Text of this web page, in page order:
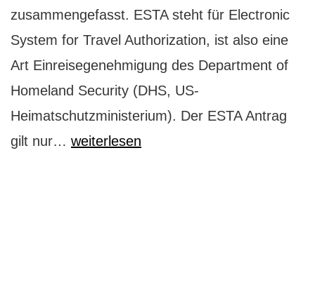
zusammengefasst. ESTA steht für Electronic
System for Travel Authorization, ist also eine
Art Einreisegenehmigung des Department of
Homeland Security (DHS, US-
Heimatschutzministerium). Der ESTA Antrag
gilt nur… Welcome
weiterlesen